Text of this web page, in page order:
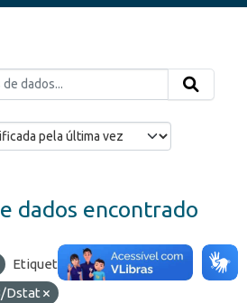
dados encontrado
Etiquetas: ROF
IED
Dstat